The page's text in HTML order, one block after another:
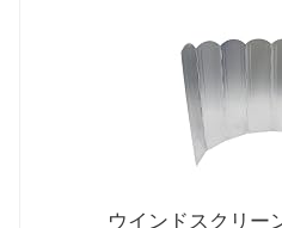
ウインドスクリー